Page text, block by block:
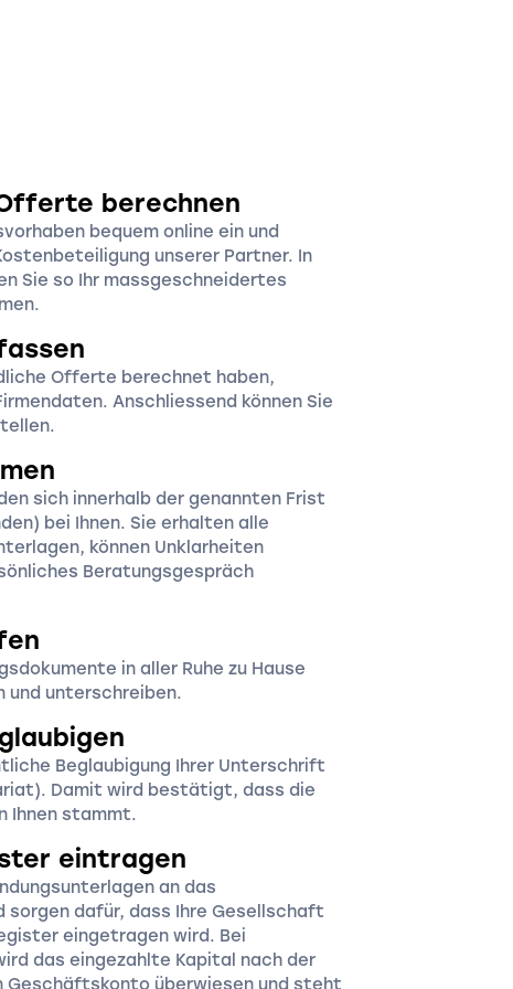
berechnen
bequem online ein und
unserer Partner. In
Sie so Ihr massgeschneidertes
Offerte berechnet haben,
Anschliessend können Sie
sich innerhalb der genannten Frist
bei Ihnen. Sie erhalten alle
können Unklarheiten
Beratungsgespräch
in aller Ruhe zu Hause
und unterschreiben.
Beglaubigung Ihrer Unterschrift
Damit wird bestätigt, dass die
Ihnen stammt.
eintragen
an das
sorgen dafür, dass Ihre Gesellschaft
eingetragen wird. Bei
das eingezahlte Kapital nach der
Geschäftskonto überwiesen und steht